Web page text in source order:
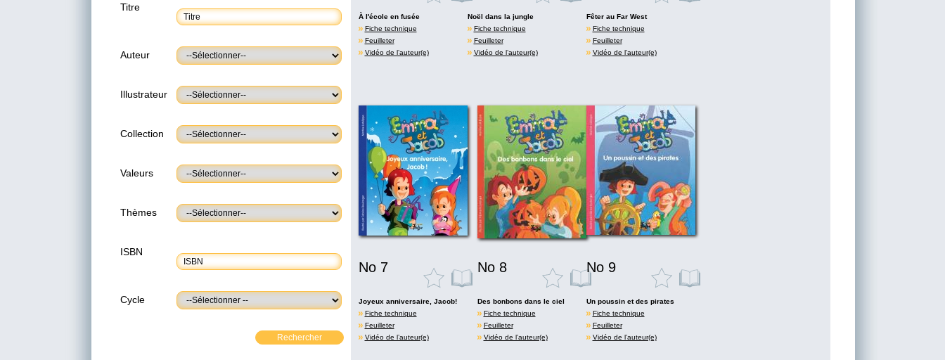
Titre
Auteur
Illustrateur
Collection
Valeurs
Thèmes
ISBN
Cycle
Rechercher
À l'école en fusée
Fiche technique
Feuilleter
Vidéo de l’auteur(e)
Noël dans la jungle
Fiche technique
Feuilleter
Vidéo de l’auteur(e)
Fêter au Far West
Fiche technique
Feuilleter
Vidéo de l’auteur(e)
No 7
Joyeux anniversaire, Jacob!
Fiche technique
Feuilleter
Vidéo de l’auteur(e)
No 8
Des bonbons dans le ciel
Fiche technique
Feuilleter
Vidéo de l’auteur(e)
No 9
Un poussin et des pirates
Fiche technique
Feuilleter
Vidéo de l’auteur(e)